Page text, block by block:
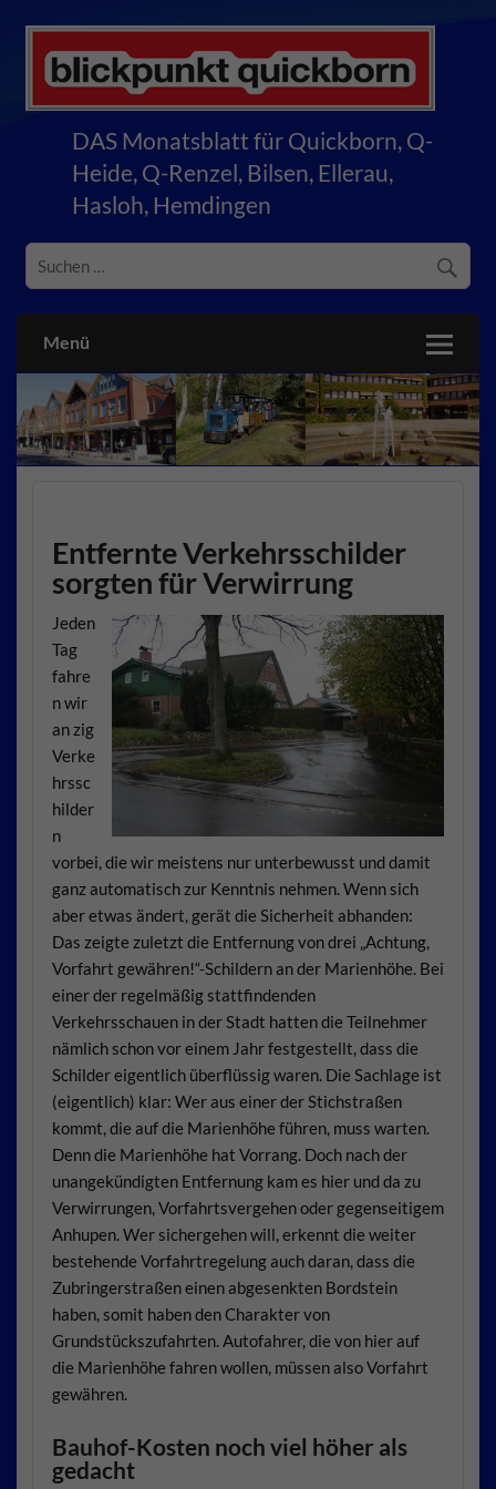
blickpunkt quickborn
DAS Monatsblatt für Quickborn, Q-
Heide, Q-Renzel, Bilsen, Ellerau,
Hasloh, Hemdingen
Menü
Entfernte Verkehrsschilder
sorgten für Verwirrung
Jeden
Tag
fahre
n wir
an zig
Verke
hrssc
hilder
n
vorbei, die wir meistens nur unterbewusst und damit
ganz automatisch zur Kenntnis nehmen. Wenn sich
aber etwas ändert, gerät die Sicherheit abhanden:
Das zeigte zuletzt die Entfernung von drei „Achtung,
Vorfahrt gewähren!“-Schildern an der Marienhöhe. Bei
einer der regelmäßig stattfindenden
Verkehrsschauen in der Stadt hatten die Teilnehmer
nämlich schon vor einem Jahr festgestellt, dass die
Schilder eigentlich überflüssig waren. Die Sachlage ist
(eigentlich) klar: Wer aus einer der Stichstraßen
kommt, die auf die Marienhöhe führen, muss warten.
Denn die Marienhöhe hat Vorrang. Doch nach der
unangekündigten Entfernung kam es hier und da zu
Verwirrungen, Vorfahrtsvergehen oder gegenseitigem
Anhupen. Wer sichergehen will, erkennt die weiter
bestehende Vorfahrtregelung auch daran, dass die
Zubringerstraßen einen abgesenkten Bordstein
haben, somit haben den Charakter von
Grundstückszufahrten. Autofahrer, die von hier auf
die Marienhöhe fahren wollen, müssen also Vorfahrt
gewähren.
Bauhof-Kosten noch viel höher als
gedacht